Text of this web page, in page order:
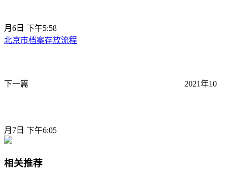
月6日 下午5:58
北京市档案存放流程
下一篇 2021年10
月7日 下午6:05
相关推荐